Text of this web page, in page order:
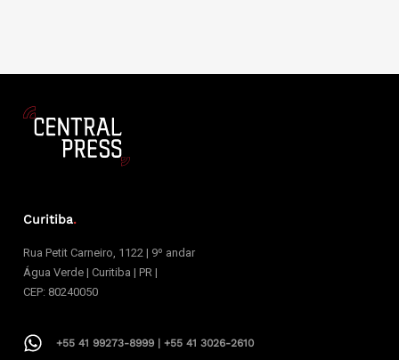
Curitiba.
Rua Petit Carneiro, 1122 | 9º andar
Água Verde | Curitiba | PR |
CEP: 80240050
+55 41 99273-8999 | +55 41 3026-2610